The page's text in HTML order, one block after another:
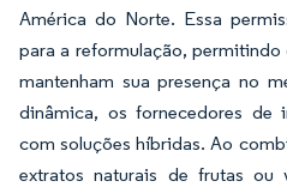
América do Norte. Essa
para a reformulação,
mantenham sua presença no
dinâmica, os fornecedores de
com soluções híbridas. Ao
extratos naturais de frutas ou